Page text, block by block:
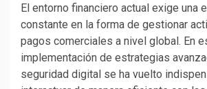
El entorno financiero actual exige una
constante en la forma de gestionar
pagos comerciales a nivel global. En
implementación de estrategias
seguridad digital se ha vuelto